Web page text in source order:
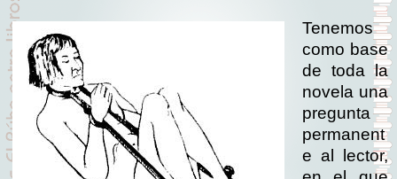
Tenemos
como base
de toda la
novela una
pregunta
permanent
e al lector,